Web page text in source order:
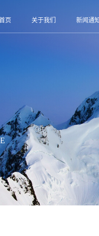
页 关于我们 新闻通知